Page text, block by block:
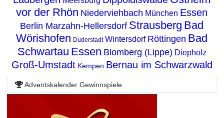
vor der Rhön Niederviehbach München Essen
Berlin Marzahn-Hellersdorf Strausberg Bad
Wörishofen Duderstadt Wintersdorf Röttingen Bad
Schwartau Essen Blomberg (Lippe) Diepholz
Groß-Umstadt Kempen Bernau im Schwarzwald
Adventskalender Gewinnspiele